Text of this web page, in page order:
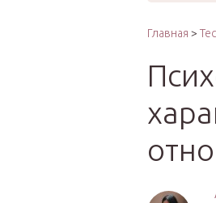
Главная >